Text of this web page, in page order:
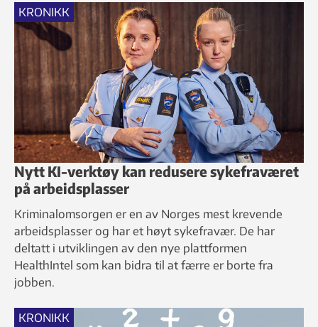
KRONIKK
Nytt KI-verktøy kan redusere sykefraværet
på arbeidsplasser
Kriminalomsorgen er en av Norges mest krevende
arbeidsplasser og har et høyt sykefravær. De har
deltatt i utviklingen av den nye plattformen
HealthIntel som kan bidra til at færre er borte fra
jobben.
KRONIKK